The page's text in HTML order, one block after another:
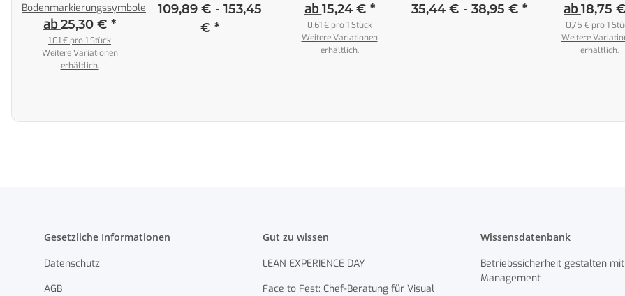
Bodenmarkierungssymbole
ab 25,30 € *
1,01 € pro 1 Stück
Weitere Variationen
erhältlich.
109,89 € - 153,45
€ *
ab 15,24 € *
0,61 € pro 1 Stück
Weitere Variationen
erhältlich.
35,44 € - 38,95 € * ab 18,75 €
0,75 € pro 1
Weitere
erhältlich.
Gesetzliche Informationen
Datenschutz
AGB
Gut zu wissen
LEAN EXPERIENCE DAY
Face to Fest: Chef-Beratung für Visual
Wissensdatenbank
Betriebssicherheit gestalten
Management